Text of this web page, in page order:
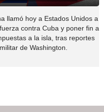
llamó hoy a Estados Unidos a
contra Cuba y poner fin a
a la isla, tras reportes
de Washington.